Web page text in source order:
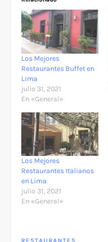
Los Mejores
Restaurantes Buffet en
Lima
julio 31, 2021
En «General»
Los Mejores
Restaurantes Italianos
en Lima
julio 31, 2021
En «General»